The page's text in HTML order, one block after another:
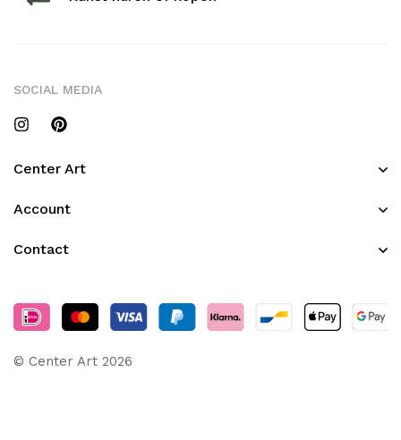
Center Art
Account
Contact
SOCIAL MEDIA
© Center Art 2026